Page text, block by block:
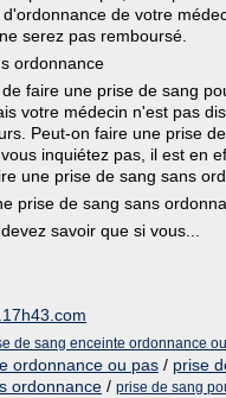
de votre
serez pas remboursé.
ordonnance
faire une prise de sang
votre médecin n'est pas
Peut-on faire une prise
inquiétez pas, il est en
une prise de sang sans
prise de sang sans
savoir que si vous...
de sang enceinte ordonnance
ordonnance ou pas / prise
ordonnance / prise de sang